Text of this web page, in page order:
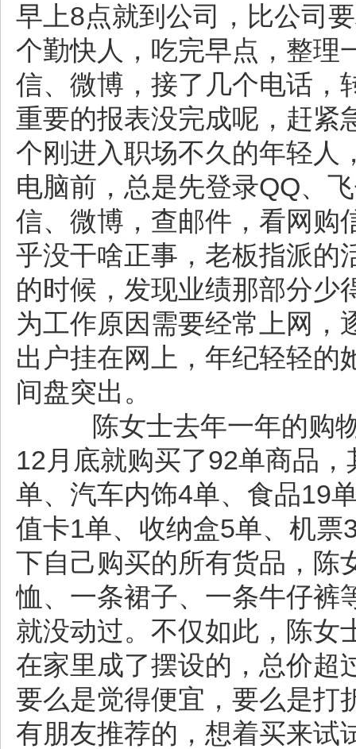
早上8点就到公司，比公司
个勤快人，吃完早点，整理
信、微博，接了几个电话，
重要的报表没完成呢，赶紧
个刚进入职场不久的年轻人
电脑前，总是先登录QQ、
信、微博，查邮件，看网
乎没干啥正事，老板指派的
的时候，发现业绩那部分少
为工作原因需要经常上网，
出户挂在网上，年纪轻轻的
间盘突出。
陈女士去年一年的购物
12月底就购买了92单商品
单、汽车内饰4单、食品19
值卡1单、收纳盒5单、机
下自己购买的所有货品，陈
恤、一条裙子、一条牛仔裤
就没动过。不仅如此，陈女
在家里成了摆设的，总价超
要么是觉得便宜，要么是打
有朋友推荐的，想着买来试